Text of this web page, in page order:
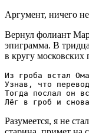
Аргумент, ничего
Вернул фолиант
эпиграмма. В
в кругу московских
Из гроба встал
Узнав, что
Тогда послал он
Разумеется, я не